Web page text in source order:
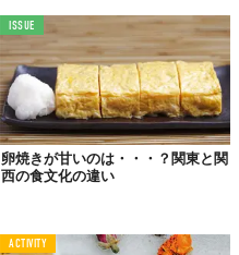
ISSUE
卵焼きが甘いのは・・・？関東と関
西の食文化の違い
ACTIVITY